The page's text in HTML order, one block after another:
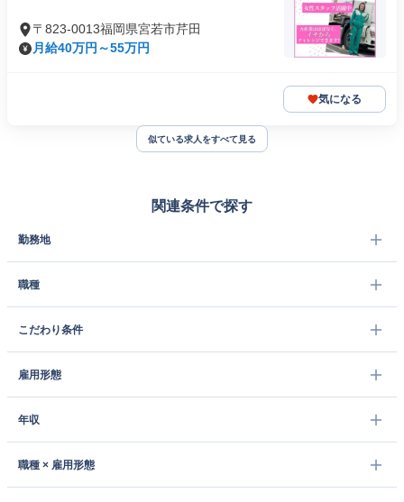
〒823-0013福岡県宮若市芹田
月給40万円～55万円
気になる
似ている求人をすべて見る
関連条件で探す
勤務地
職種
こだわり条件
雇用形態
年収
職種 × 雇用形態